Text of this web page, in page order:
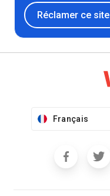
Réclamer ce site
Français